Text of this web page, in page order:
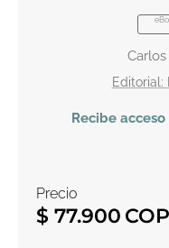
Recibe
Precio
$ 77.900